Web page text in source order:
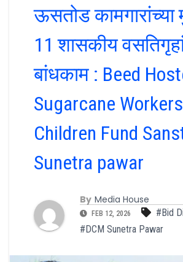
ऊसतोड कामगारांच्या
11 शासकीय
बांधकाम : Beed
Sugarcane Workers
Children Fund
Sunetra pawar
By Media House
FEB 12, 2026 #Bid
#DCM Sunetra Pawar